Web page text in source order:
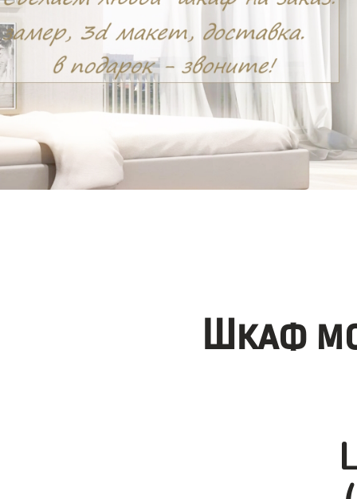
Шкаф